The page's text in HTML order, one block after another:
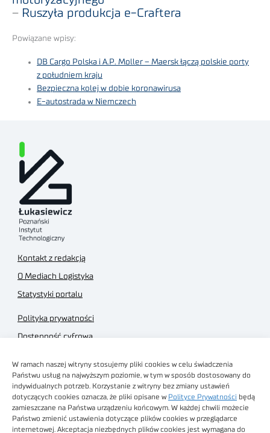
W ramach naszej witryny stosujemy pliki cookies w celu świadczenia
Państwu usług na najwyższym poziomie, w tym w sposób dostosowany do
indywidualnych potrzeb. Korzystanie z witryny bez zmiany ustawień
dotyczących cookies oznacza, że pliki opisane w Polityce Prywatności będą
zamieszczane na Państwa urządzeniu końcowym. W każdej chwili możecie
Państwo zmienić ustawienia dotyczące plików cookies w przeglądarce
internetowej. Akceptacja niezbędnych plików cookies jest wymagana do
– Ruszyła produkcja e-Craftera
Powiązane wpisy:
DB Cargo Polska i A.P. Moller – Maersk łączą polskie porty
z południem kraju
Bezpieczna kolej w dobie koronawirusa
E-autostrada w Niemczech
Kontakt z redakcją
O Mediach Logistyka
Statystyki portalu
Polityka prywatności
Dostępność cyfrowa
Regulamin sklepu